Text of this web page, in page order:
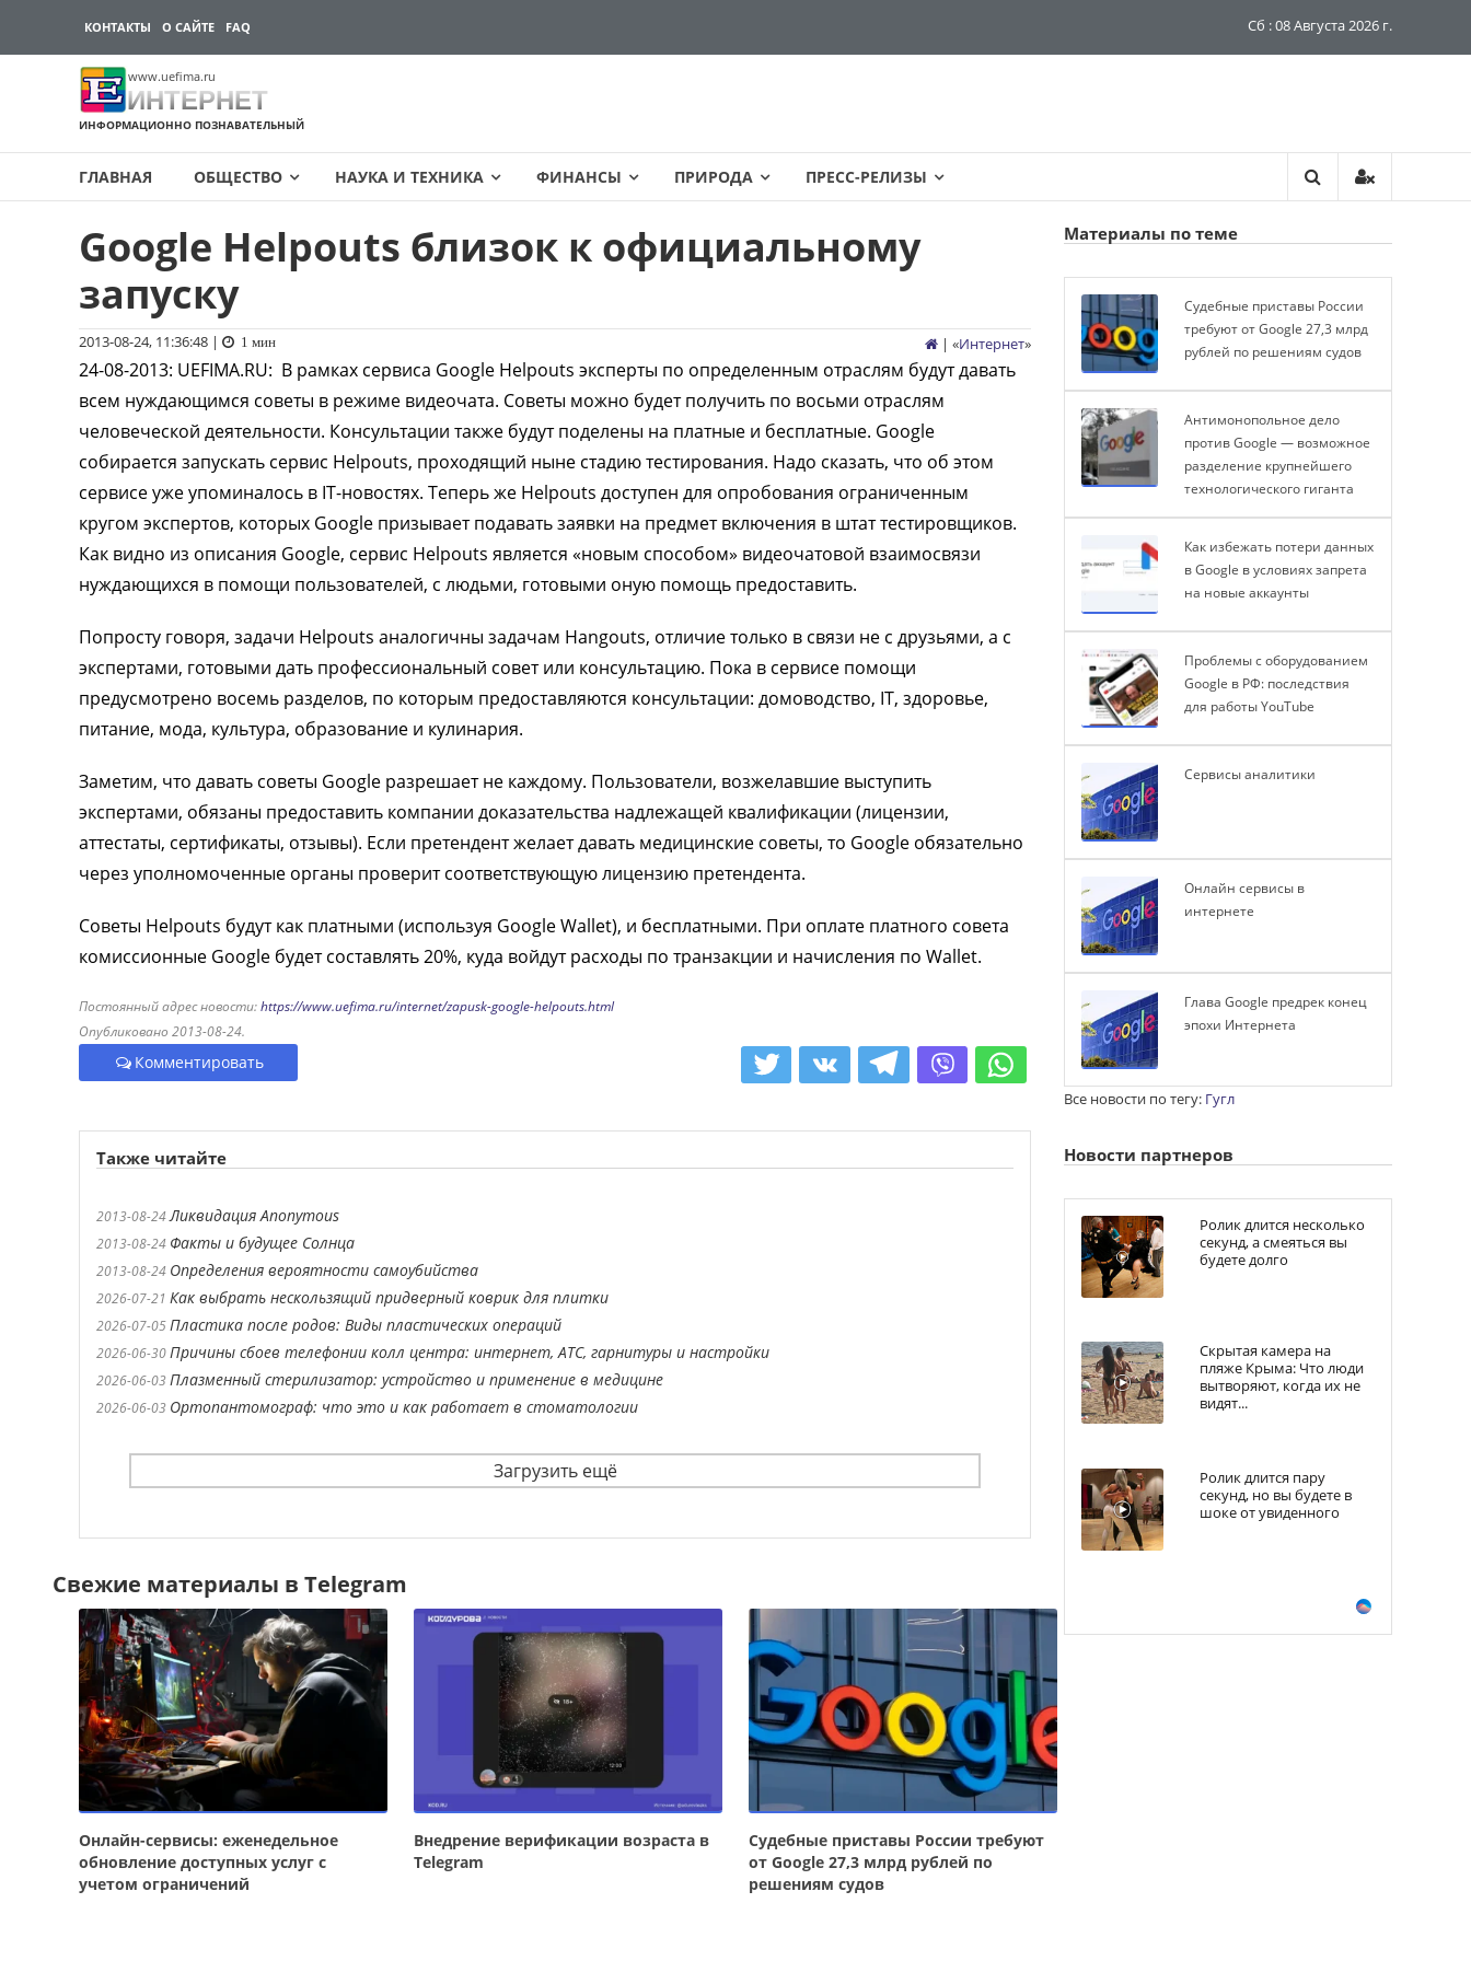
КОНТАКТЫ О САЙТЕ FAQ Сб : 08 Августа 2026 г.
www.uefima.ru
ИНТЕРНЕТ
ИНФОРМАЦИОННО ПОЗНАВАТЕЛЬНЫЙ
ГЛАВНАЯ ОБЩЕСТВО НАУКА И ТЕХНИКА ФИНАНСЫ ПРИРОДА ПРЕСС-РЕЛИЗЫ
содержимому
Google Helpouts близок к официальному
запуску
2013-08-24, 11:36:48 | 1 мин | «Интернет»
24-08-2013: UEFIMA.RU: В рамках сервиса Google Helpouts эксперты по определенным отраслям будут давать
всем нуждающимся советы в режиме видеочата. Советы можно будет получить по восьми отраслям
человеческой деятельности. Консультации также будут поделены на платные и бесплатные. Google
собирается запускать сервис Helpouts, проходящий ныне стадию тестирования. Надо сказать, что об этом
сервисе уже упоминалось в IT-новостях. Теперь же Helpouts доступен для опробования ограниченным
кругом экспертов, которых Google призывает подавать заявки на предмет включения в штат тестировщиков.
Как видно из описания Google, сервис Helpouts является «новым способом» видеочатовой взаимосвязи
нуждающихся в помощи пользователей, с людьми, готовыми оную помощь предоставить.
Попросту говоря, задачи Helpouts аналогичны задачам Hangouts, отличие только в связи не с друзьями, а с
экспертами, готовыми дать профессиональный совет или консультацию. Пока в сервисе помощи
предусмотрено восемь разделов, по которым предоставляются консультации: домоводство, IT, здоровье,
питание, мода, культура, образование и кулинария.
Заметим, что давать советы Google разрешает не каждому. Пользователи, возжелавшие выступить
экспертами, обязаны предоставить компании доказательства надлежащей квалификации (лицензии,
аттестаты, сертификаты, отзывы). Если претендент желает давать медицинские советы, то Google обязательно
через уполномоченные органы проверит соответствующую лицензию претендента.
Советы Helpouts будут как платными (используя Google Wallet), и бесплатными. При оплате платного совета
комиссионные Google будет составлять 20%, куда войдут расходы по транзакции и начисления по Wallet.
Постоянный адрес новости:https://www.uefima.ru/internet/zapusk-google-helpouts.html
Опубликовано 2013-08-24.
Комментировать
Также читайте
2013-08-24Ликвидация Anonymous
2013-08-24 Факты и будущее Солнца
2013-08-24 Определения вероятности самоубийства
2026-07-21 Как выбрать нескользящий придверный коврик для плитки
2026-07-05Пластика после родов: Виды пластических операций
2026-06-30Причины сбоев телефонии колл центра: интернет, АТС, гарнитуры и настройки
2026-06-03Плазменный стерилизатор: устройство и применение в медицине
2026-06-03 Ортопантомограф: что это и как работает в стоматологии
Загрузить ещё
Свежие материалы в Telegram
Онлайн-сервисы: еженедельное
обновление доступных услуг с
учетом ограничений
Внедрение верификации возраста в
Telegram
Судебные приставы России требуют
от Google 27,3 млрд рублей по
решениям судов
Материалы по теме
Судебные приставы России
требуют от Google 27,3 млрд
рублей по решениям судов
Антимонопольное дело
против Google — возможное
разделение крупнейшего
технологического гиганта
Как избежать потери данных
в Google в условиях запрета
на новые аккаунты
Проблемы с оборудованием
Google в РФ: последствия
для работы YouTube
Сервисы аналитики
Онлайн сервисы в
интернете
Глава Google предрек конец
эпохи Интернета
Все новости по тегу: Гугл
Новости партнеров
Ролик длится несколько
секунд, а смеяться вы
будете долго
Скрытая камера на
пляже Крыма: Что люди
вытворяют, когда их не
видят...
Ролик длится пару
секунд, но вы будете в
шоке от увиденного